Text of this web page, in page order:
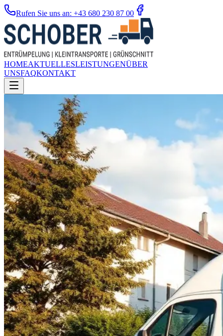
Rufen Sie uns an: +43 680 230 87 00
HOMEAKTUELLESLEISTUNGENÜBER
UNSFAQKONTAKT